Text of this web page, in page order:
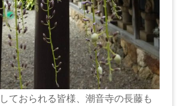
ておられる皆様、潮音寺の長藤も